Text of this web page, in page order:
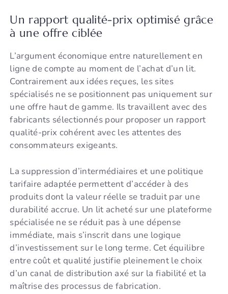
Un rapport qualité-prix optimisé grâce
à une offre ciblée
L’argument économique entre naturellement en
ligne de compte au moment de l’achat d’un lit.
Contrairement aux idées reçues, les sites
spécialisés ne se positionnent pas uniquement sur
une offre haut de gamme. Ils travaillent avec des
fabricants sélectionnés pour proposer un rapport
qualité-prix cohérent avec les attentes des
consommateurs exigeants.
La suppression d’intermédiaires et une politique
tarifaire adaptée permettent d’accéder à des
produits dont la valeur réelle se traduit par une
durabilité accrue. Un lit acheté sur une plateforme
spécialisée ne se réduit pas à une dépense
immédiate, mais s’inscrit dans une logique
d’investissement sur le long terme. Cet équilibre
entre coût et qualité justifie pleinement le choix
d’un canal de distribution axé sur la fiabilité et la
maîtrise des processus de fabrication.